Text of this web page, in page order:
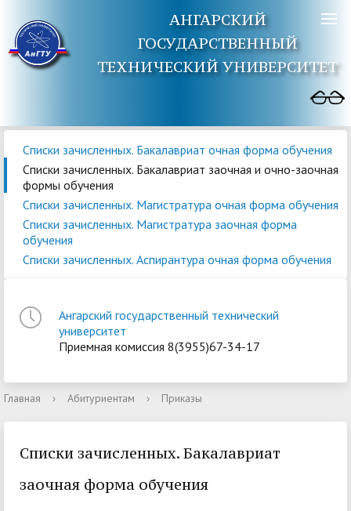
АНГАРСКИЙ
ГОСУДАРСТВЕННЫЙ
ТЕХНИЧЕСКИЙ УНИВЕРСИТЕТ
Списки зачисленных. Бакалавриат очная форма обучения
Списки зачисленных. Бакалавриат заочная и очно-заочная
формы обучения
Списки зачисленных. Магистратура очная форма обучения
Списки зачисленных. Магистратура заочная форма
обучения
Списки зачисленных. Аспирантура очная форма обучения
Ангарский государственный технический
университет
Приемная комиссия 8(3955)67-34-17
Главная › Абитуриентам › Приказы
Списки зачисленных. Бакалавриат
заочная форма обучения